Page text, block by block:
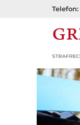
Telefon: